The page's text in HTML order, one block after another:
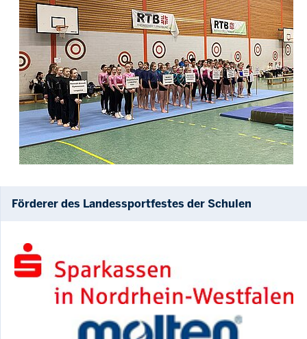
Förderer des Landessportfestes der Schulen